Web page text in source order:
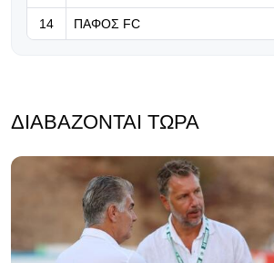
14 ΠΑΦΟΣ FC
ΔΙΑΒΆΖΟΝΤΑΙ ΤΏΡΑ